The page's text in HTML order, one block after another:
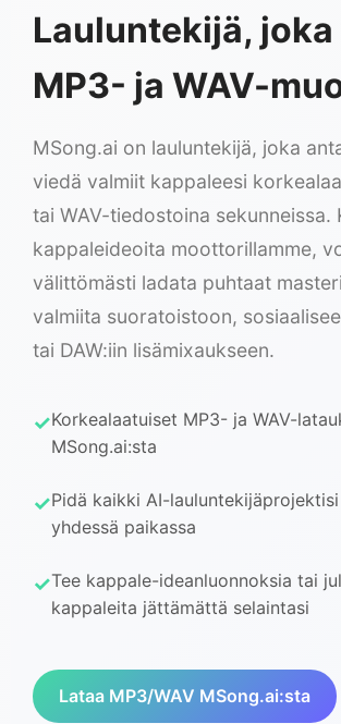
Lauluntekijä, joka
MP3- ja WAV-
MSong.ai on lauluntekijä, joka
viedä valmiit kappaleesi
tai WAV-tiedostoina sekunneissa.
kappaleideoita moottorillamme,
välittömästi ladata puhtaat
valmiita suoratoistoon,
tai DAW:iin lisämixaukseen.
Korkealaatuiset MP3- ja WAV-
MSong.ai:sta
Pidä kaikki AI-
yhdessä paikassa
Tee kappale-ideanluonnoksia tai
kappaleita jättämättä selaintasi
Lataa MP3/WAV MSong.ai:sta